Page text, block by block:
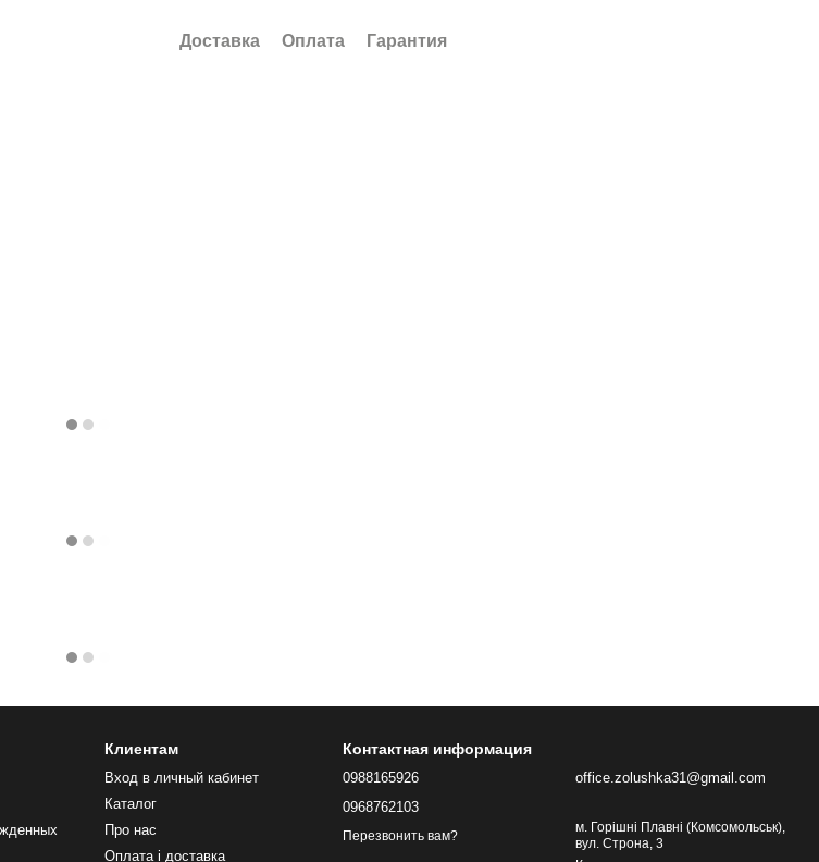
Доставка Оплата Гарантия
Клиентам
Вход в личный кабинет
Каталог
Про нас
Оплата і доставка
Контактная информация
0988165926
0968762103
Перезвонить вам?
office.zolushka31@gmail.com
м. Горішні Плавні (Комсомольськ),
вул. Строна, 3